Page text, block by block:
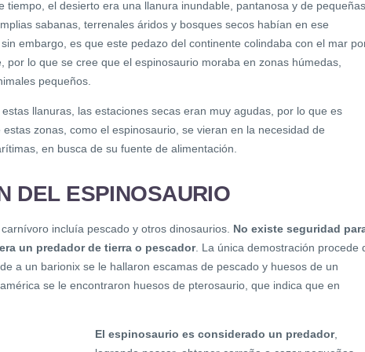
tiempo, el desierto era una llanura inundable, pantanosa y de pequeñas
sabanas, terrenales áridos y bosques secos habían en ese
embargo, es que este pedazo del continente colindaba con el mar
por lo que se cree que el espinosaurio moraba en zonas húmedas,
pequeños.
llanuras, las estaciones secas eran muy agudas, por lo que es
zonas, como el espinosaurio, se vieran en la necesidad de
en busca de su fuente de alimentación.
DEL ESPINOSAURIO
incluía pescado y otros dinosaurios. No existe seguridad
un predador de tierra o pescador. La única demostración procede
a un barionix se le hallaron escamas de pescado y huesos de un
se le encontraron huesos de pterosaurio, que indica que en
El espinosaurio es considerado un predador,